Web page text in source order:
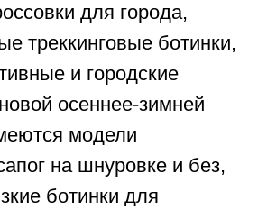
для города,
треккинговые ботинки,
и городские
осеннее-зимней
модели
на шнуровке и без,
ботинки для